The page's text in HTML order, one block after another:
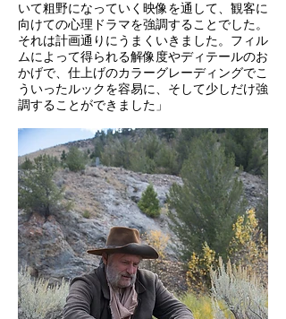
いて粗野になっていく映像を通して、観客に
向けての心理ドラマを強調することでした。
それは計画通りにうまくいきました。フィル
ムによって得られる解像度やディテールのお
かげで、仕上げのカラーグレーディングでこ
ういったルックを容易に、そして少しだけ強
調することができました」